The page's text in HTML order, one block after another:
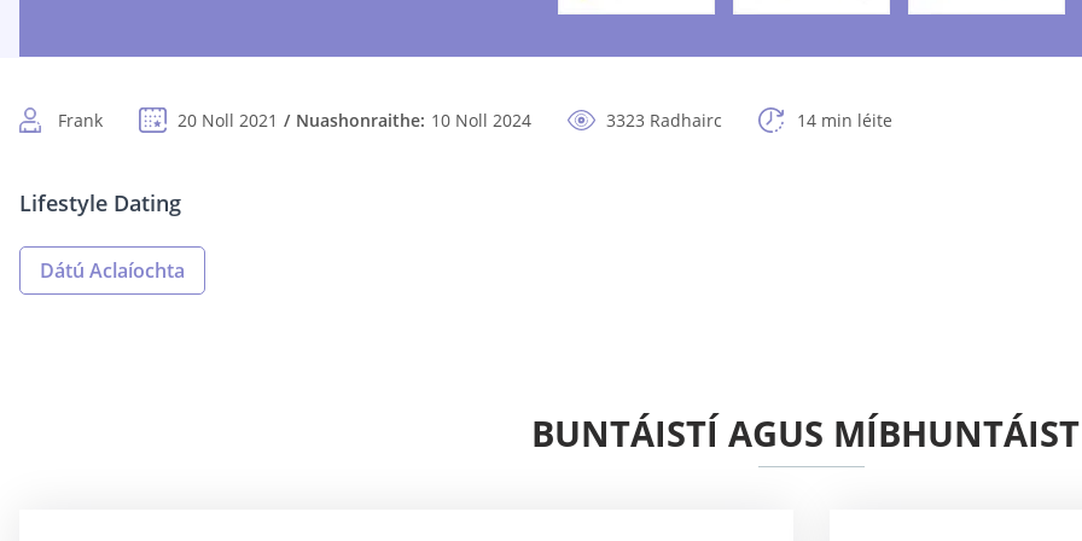
Frank 20 Noll 2021 Nuashonraithe: 10 Noll 2024 3323 Radhairc 14 min léite
Lifestyle Dating
Dátú Aclaíochta
BUNTÁISTÍ AGUS